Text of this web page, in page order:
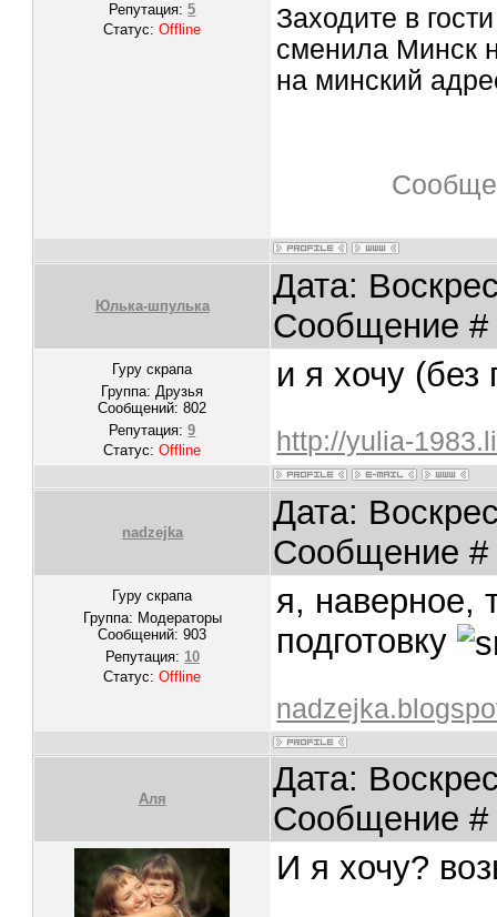
Репутация:5
Статус:Offline
Заходите в
сменила Минск
на минский
Юлька-шпулька
Дата:
Сообщение
Гуру скрапа
Группа: Друзья
Сообщений:802
Репутация:9
Статус:Offline
и я хочу
http://yulia-
nadzejka
Дата:
Сообщение
Гуру скрапа
Группа: Модераторы
Сообщений:903
Репутация: 10
Статус:Offline
я, наверное,
подготовку
Аля
Дата:
Сообщение
И я хочу?